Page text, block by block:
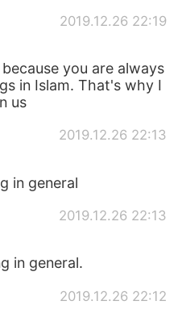
Việt
2019.12.26 22:19
you are always
in Islam. That's why I
us
2019.12.26 22:13
in general
2019.12.26 22:13
in general.
2019.12.26 22:12